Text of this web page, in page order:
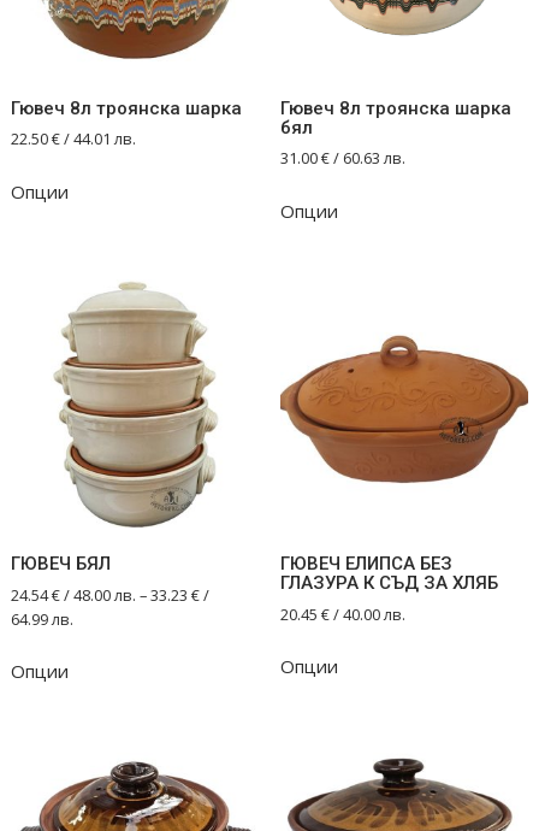
Гювеч 8л троянска шарка
22.50€/ 44.01 лв.
Опции
Гювеч 8л троянска шарка
бял
31.00€/ 60.63 лв.
Опции
ГЮВЕЧ БЯЛ
24.54€/ 48.00 лв.–33.23€/
64.99 лв.
Опции
variants.
The
options
ГЮВЕЧ ЕЛИПСА БЕЗ
ГЛАЗУРА К СЪД ЗА ХЛЯБ
20.45 €/ 40.00 лв.
Опции